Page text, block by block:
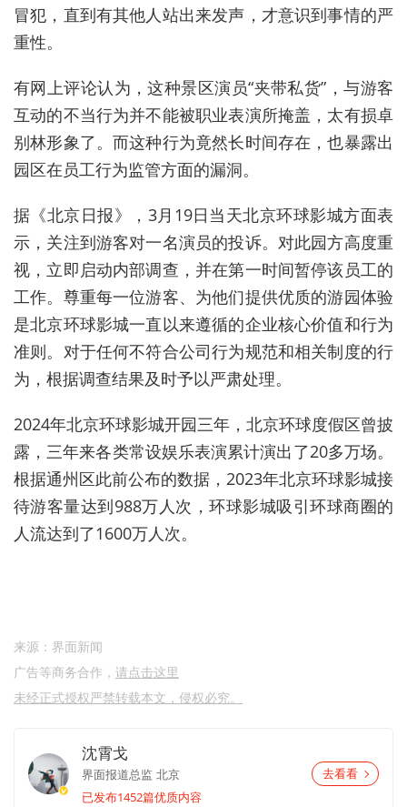
冒犯，直到有其他人站出来发声，才意识到事情的严
重性。
有网上评论认为，这种景区演员“夹带私货”，与游客
互动的不当行为并不能被职业表演所掩盖，太有损卓
别林形象了。而这种行为竟然长时间存在，也暴露出
园区在员工行为监管方面的漏洞。
据《北京日报》，3月19日当天北京环球影城方面表
示，关注到游客对一名演员的投诉。对此园方高度重
视，立即启动内部调查，并在第一时间暂停该员工的
工作。尊重每一位游客、为他们提供优质的游园体验
是北京环球影城一直以来遵循的企业核心价值和行为
准则。对于任何不符合公司行为规范和相关制度的行
为，根据调查结果及时予以严肃处理。
2024年北京环球影城开园三年，北京环球度假区曾披
露，三年来各类常设娱乐表演累计演出了20多万场。
根据通州区此前公布的数据，2023年北京环球影城接
待游客量达到988万人次，环球影城吸引环球商圈的
人流达到了1600万人次。
来源：界面新闻
广告等商务合作， 请点击这里
未经正式授权严禁转载本文，侵权必究。
沈霄戈
界面报道总监 北京
已发布1452篇优质内容
去看看